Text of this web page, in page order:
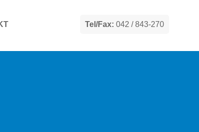
Tel/Fax: 042 / 843-270